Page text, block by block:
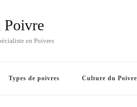
en Poivres
Types de poivres Culture du Poivre